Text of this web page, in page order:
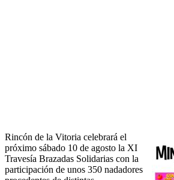
Rincón de la Vitoria celebrará el
próximo sábado 10 de agosto la XI
Travesía Brazadas Solidarias con la
participación de unos 350 nadadores